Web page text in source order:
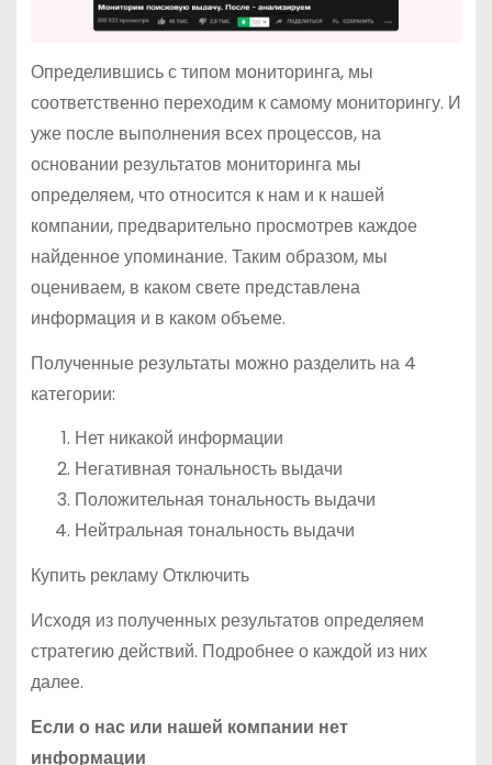
Определившись с типом мониторинга, мы
соответственно переходим к самому мониторингу. И
уже после выполнения всех процессов, на
основании результатов мониторинга мы
определяем, что относится к нам и к нашей
компании, предварительно просмотрев каждое
найденное упоминание. Таким образом, мы
оцениваем, в каком свете представлена
информация и в каком объеме.
Полученные результаты можно разделить на 4
категории:
Нет никакой информации
Негативная тональность выдачи
Положительная тональность выдачи
Нейтральная тональность выдачи
Купить рекламу Отключить
Исходя из полученных результатов определяем
стратегию действий. Подробнее о каждой из них
далее.
Если о нас или нашей компании нет
информации